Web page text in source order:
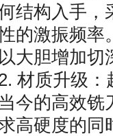
结构入手，
的激振频率
以大胆增加切
材质升级
当今的高效铣
高硬度的同